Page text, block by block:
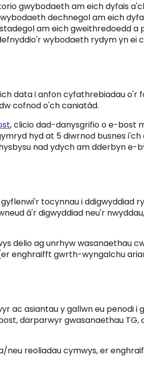
gwybodaeth am eich dyfais
dechnegol am eich
am eich gweithredoedd a
wybodaeth rydym yn ei
data i anfon cyfathrebiadau o'r
cofnod o'ch caniatâd.
, clicio dad-danysgrifio o e-bost
hyd at 5 diwrnod busnes i'ch
nad ydych am dderbyn
tocynnau i ddigwyddiad
â'r digwyddiad neu'r
delio ag unrhyw wasanaethau
enghraifft gwrth-wyngalchu
ac asiantau y gallwn eu penodi i
darparwyr gwasanaethau TG,
neu reoliadau cymwys, er